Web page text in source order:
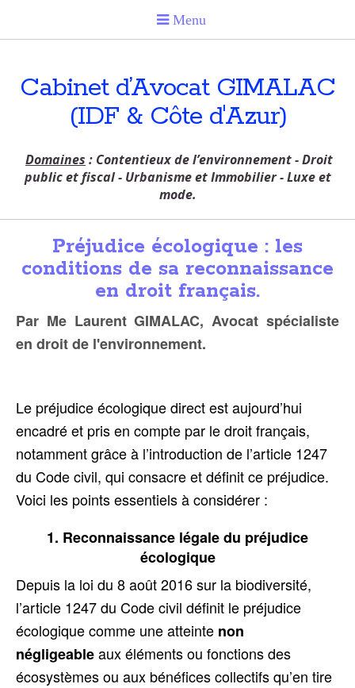
Cabinet d’Avocat GIMALAC
(IDF & Côte d'Azur)
Domaines : Contentieux de l’environnement - Droit
public et fiscal - Urbanisme et Immobilier - Luxe et
mode.
Préjudice écologique : les
conditions de sa reconnaissance
en droit français.
Par Me Laurent GIMALAC, Avocat spécialiste
en droit de l'environnement.
Le préjudice écologique direct est aujourd’hui
encadré et pris en compte par le droit français,
notamment grâce à l’introduction de l’article 1247
du Code civil, qui consacre et définit ce préjudice.
Voici les points essentiels à considérer :
1. Reconnaissance légale du préjudice
écologique
Depuis la loi du 8 août 2016 sur la biodiversité,
l’article 1247 du Code civil définit le préjudice
écologique comme une atteinte non
négligeableaux éléments ou fonctions des
écosystèmes ou aux bénéfices collectifs qu’en tire